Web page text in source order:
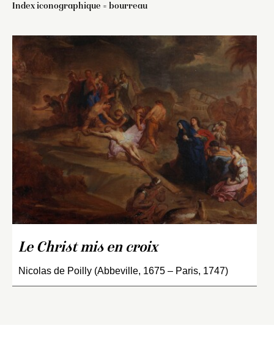
Index iconographique = bourreau
Le Christ mis en croix
Nicolas de Poilly (Abbeville, 1675 – Paris, 1747)